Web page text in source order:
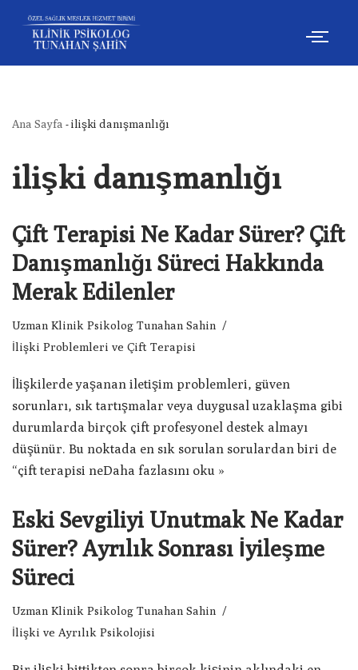
İçeriğe
geç
Ana Sayfa -ilişki danışmanlığı
ilişki danışmanlığı
Çift Terapisi Ne Kadar Sürer? Çift
Danışmanlığı Süreci Hakkında
Merak Edilenler
Uzman Klinik Psikolog Tunahan Sahin
İlişki Problemleri ve Çift Terapisi
İlişkilerde yaşanan iletişim problemleri, güven
sorunları, sık tartışmalar veya duygusal uzaklaşma gibi
durumlarda birçok çift profesyonel destek almayı
düşünür. Bu noktada en sık sorulan sorulardan biri de
“çift terapisi neDaha fazlasını oku »
Eski Sevgiliyi Unutmak Ne Kadar
Sürer? Ayrılık Sonrası İyileşme
Süreci
Uzman Klinik Psikolog Tunahan Sahin
İlişki ve Ayrılık Psikolojisi